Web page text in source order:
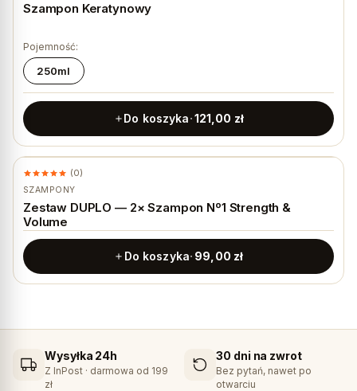
Szampon Keratynowy
Pojemność:
250ml
Do koszyka 121,00 zł
NOWOŚĆ
SZAMPONY
Zestaw DUPLO — 2× Szampon Nº1 Strength &
Volume
(0)
Do koszyka 99,00 zł
Wysyłka 24h
Z InPost · darmowa od 199
zł
30 dni na zwrot
Bez pytań, nawet po
otwarciu